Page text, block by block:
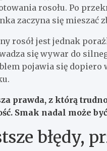
rosołu. Po
zaczyna się mieszać
rosół jest jednak
się wywar do
pojawia się dopiero
prawda, z którą
. Smak nadal może
błędy,